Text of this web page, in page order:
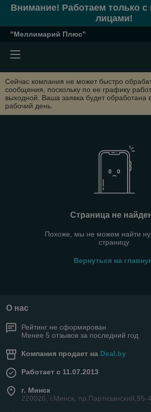
Внимание! Работаем только
лицами!
"Меллимарий Плюс"
Сейчас компания не может быстро
сообщения, поскольку по ее графику
выходной. Ваша заявка будет обработана
рабочий день.
Страница не
Похоже, мы не можем найти
страницу
Вернуться на
О нас
Рейтинг не сформирован
Менее 5 отзывов за последний год
Компания продает на Deal.by
Работает с 11.07.2013
г. Минск
220026, г.Минск,